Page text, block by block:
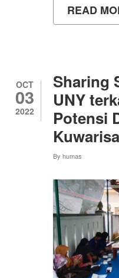
READ
OCT
03
2022
Sharing
UNY
Potensi
By humas